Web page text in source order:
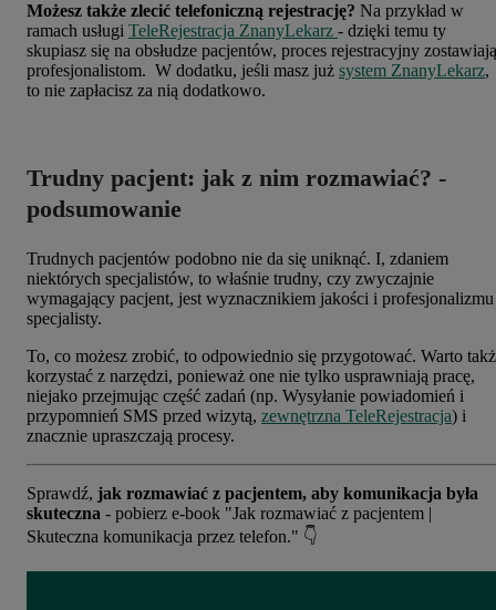
Możesz także zlecić telefoniczną rejestrację? Na przykład w
ramach usługi TeleRejestracja ZnanyLekarz - dzięki temu ty
skupiasz się na obsłudze pacjentów, proces rejestracyjny
profesjonalistom. W dodatku, jeśli masz już system ZnanyLekarz,
to nie zapłacisz za nią dodatkowo.
Trudny pacjent: jak z nim rozmawiać? -
podsumowanie
Trudnych pacjentów podobno nie da się uniknąć. I, zdaniem
niektórych specjalistów, to właśnie trudny, czy zwyczajnie
wymagający pacjent, jest wyznacznikiem jakości i profesjonalizmu
specjalisty.
To, co możesz zrobić, to odpowiednio się przygotować. Warto
korzystać z narzędzi, ponieważ one nie tylko usprawniają pracę,
niejako przejmując część zadań (np. Wysyłanie powiadomień i
przypomnień SMS przed wizytą, zewnętrzna TeleRejestracja) i
znacznie upraszczają procesy.
Sprawdź, jak rozmawiać z pacjentem, aby komunikacja była
skuteczna - pobierz e-book "Jak rozmawiać z pacjentem |
Skuteczna komunikacja przez telefon." 👇